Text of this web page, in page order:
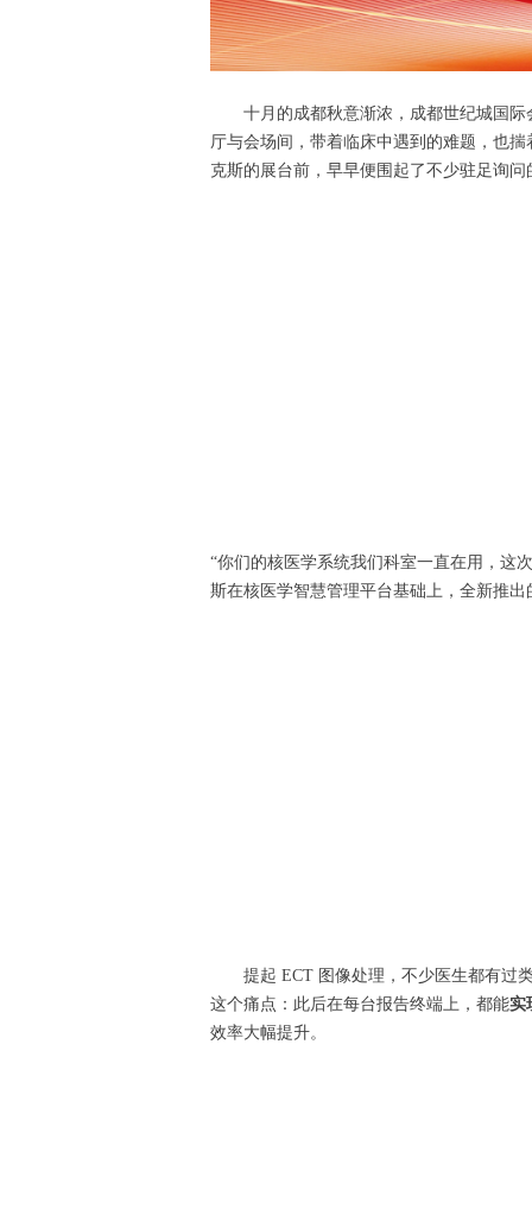
十月的成都秋意渐浓，成都世纪城国
厅与会场间，带着临床中遇到的难题，也
克斯的展台前，早早便围起了不少驻足询问
“你们的核医学系统我们科室一直在用，这
斯在核医学智慧管理平台基础上，全新推出
提起 ECT 图像处理，不少医生都有过
这个痛点：此后在每台报告终端上，都能实
效率大幅提升。